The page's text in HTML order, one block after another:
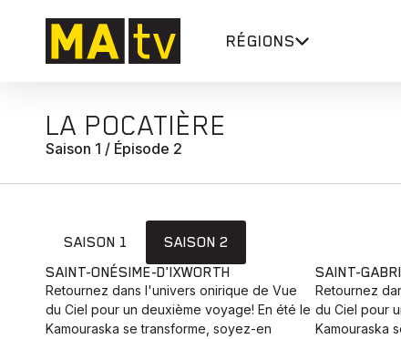
RÉGIONS
LA POCATIÈRE
Saison 1 / Épisode 2
SAISON 1
SAISON 2
SAINT-ONÉSIME-D'IXWORTH
Retournez dans l'univers onirique de Vue
du Ciel pour un deuxième voyage! En été le
Kamouraska se transforme, soyez-en
SAINT-
Retournez
du Ciel pour
Kamouraska